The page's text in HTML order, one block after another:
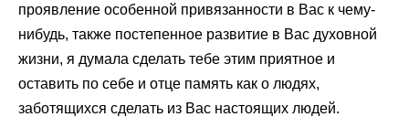
проявление особенной привязанности в Вас к чему-
нибудь, также постепенное развитие в Вас духовной
жизни, я думала сделать тебе этим приятное и
оставить по себе и отце память как о людях,
заботящихся сделать из Вас настоящих людей.